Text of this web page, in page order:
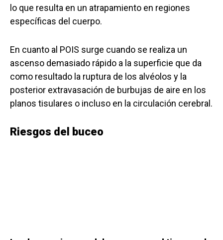
lo que resulta en un atrapamiento en regiones
específicas del cuerpo.
En cuanto al POIS surge cuando se realiza un
ascenso demasiado rápido a la superficie que da
como resultado la ruptura de los alvéolos y la
posterior extravasación de burbujas de aire en los
planos tisulares o incluso en la circulación cerebral.
Riesgos del buceo